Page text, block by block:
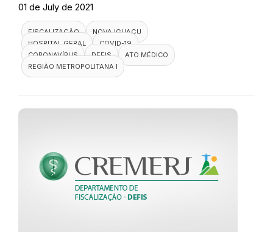
01 de July de 2021
FISCALIZAÇÃO
NOVA IGUAÇU
HOSPITAL GERAL
COVID-19
CORONAVÍRUS
DEFIS
ATO MÉDICO
REGIÃO METROPOLITANA I